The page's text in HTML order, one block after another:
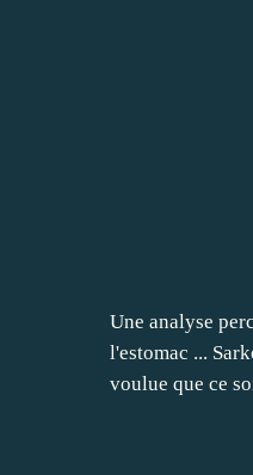
Une analyse
l'estomac ...
voulue que ce